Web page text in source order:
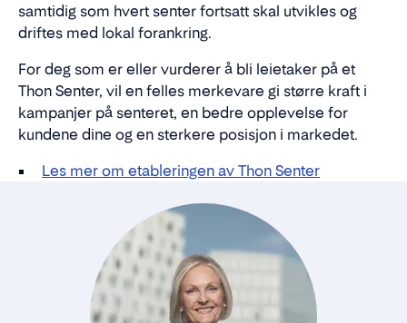
samtidig som hvert senter fortsatt skal utvikles og
driftes med lokal forankring.
For deg som er eller vurderer å bli leietaker på et
Thon Senter, vil en felles merkevare gi større kraft i
kampanjer på senteret, en bedre opplevelse for
kundene dine og en sterkere posisjon i markedet.
Les mer om etableringen av Thon Senter